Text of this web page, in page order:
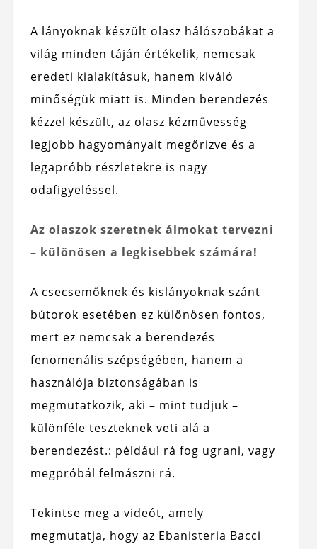
A lányoknak készült olasz hálószobákat a
világ minden táján értékelik, nemcsak
eredeti kialakításuk, hanem kiváló
minőségük miatt is. Minden berendezés
kézzel készült, az olasz kézművesség
legjobb hagyományait megőrizve és a
legapróbb részletekre is nagy
odafigyeléssel.
Az olaszok szeretnek álmokat tervezni
– különösen a legkisebbek számára!
A csecsemőknek és kislányoknak szánt
bútorok esetében ez különösen fontos,
mert ez nemcsak a berendezés
fenomenális szépségében, hanem a
használója biztonságában is
megmutatkozik, aki – mint tudjuk –
különféle teszteknek veti alá a
berendezést.: például rá fog ugrani, vagy
megpróbál felmászni rá.
Tekintse meg a videót, amely
megmutatja, hogy az Ebanisteria Bacci